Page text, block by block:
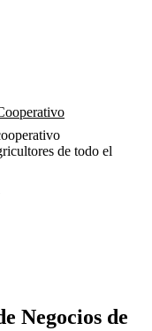
de todo el
Negocios de